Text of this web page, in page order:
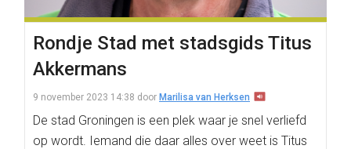
Rondje Stad met stadsgids Titus
Akkermans
9 november 2023 14:38 door Marilisa van Herksen
De stad Groningen is een plek waar je snel verliefd
op wordt. Iemand die daar alles over weet is Titus